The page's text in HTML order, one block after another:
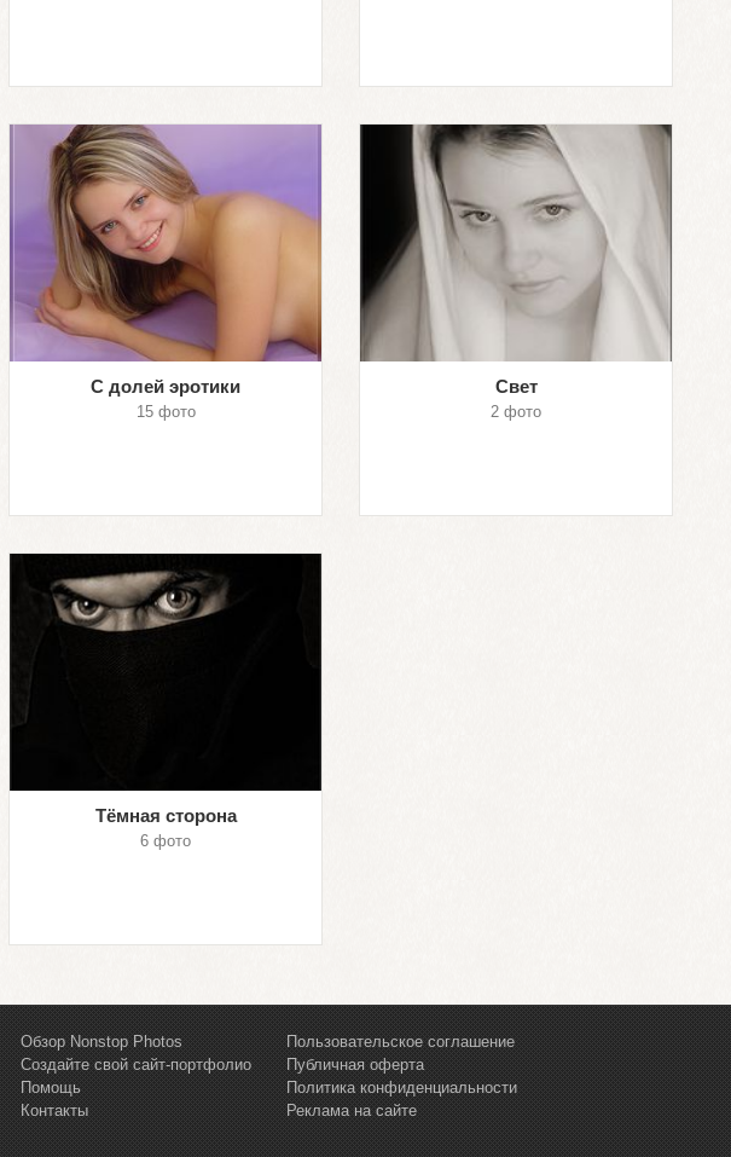
С долей эротики
15 фото
Свет
2 фото
Тёмная сторона
6 фото
Обзор Nonstop Photos
Создайте свой сайт-портфолио
Помощь
Контакты
Пользовательское соглашение
Публичная оферта
Политика конфиденциальности
Реклама на сайте